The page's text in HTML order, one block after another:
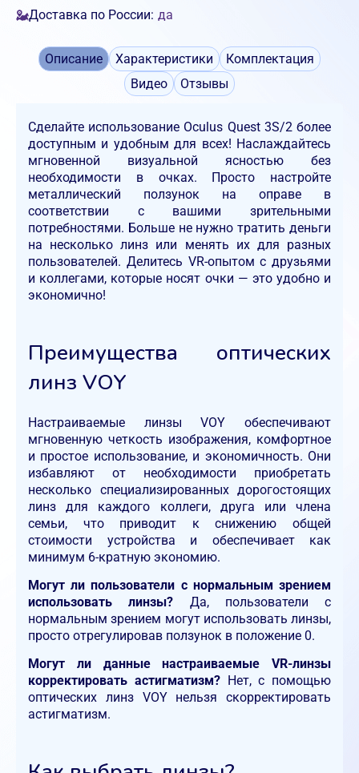
Доставка по России: да
Описание Характеристики
Комплектация
Видео
Отзывы
Сделайте использование Oculus Quest 3S/2 более
доступным и удобным для всех! Наслаждайтесь
мгновенной визуальной ясностью без
необходимости в очках. Просто настройте
металлический ползунок на оправе в
соответствии с вашими зрительными
потребностями. Больше не нужно тратить деньги
на несколько линз или менять их для разных
пользователей. Делитесь VR-опытом с друзьями
и коллегами, которые носят очки — это удобно и
экономично!
Преимущества оптических
линз VOY
Настраиваемые линзы VOY обеспечивают
мгновенную четкость изображения, комфортное
и простое использование, и экономичность. Они
избавляют от необходимости приобретать
несколько специализированных дорогостоящих
линз для каждого коллеги, друга или члена
семьи, что приводит к снижению общей
стоимости устройства и обеспечивает как
минимум 6-кратную экономию.
Могут ли пользователи с нормальным зрением
использовать линзы? Да, пользователи с
нормальным зрением могут использовать линзы,
просто отрегулировав ползунок в положение 0.
Могут ли данные настраиваемые VR-линзы
корректировать астигматизм?Нет, с помощью
оптических линз VOY нельзя скорректировать
астигматизм.